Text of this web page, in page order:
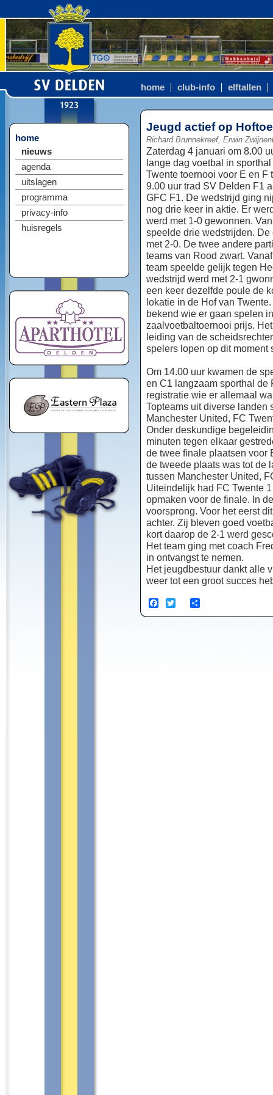
home club-info elftallen
home
nieuws
agenda
uitslagen
programma
privacy-info
huisregels
Jeugd actief op
Richard Brunnekreef, Erwin
Zaterdag 4 januari om 8.00
lange dag voetbal in
Twente toernooi voor E en F
9.00 uur trad SV Delden F1
GFC F1. De wedstrijd ging
nog drie keer in aktie. Er
werd met 1-0 gewonnen.
speelde drie wedstrijden.
met 2-0. De twee andere
teams van Rood zwart.
team speelde gelijk tegen
wedstrijd werd met 2-1
een keer dezelfde poule de
lokatie in de Hof van
bekend wie er gaan spelen
zaalvoetbaltoernooi prijs.
leiding van de
spelers lopen op dit
Om 14.00 uur kwamen de
en C1 langzaam sporthal
registratie wie er allemaal
Topteams uit diverse landen
Manchester United, FC
Onder deskundige
minuten tegen elkaar
de twee finale plaatsen voor
de tweede plaats was tot de
tussen Manchester United,
Uiteindelijk had FC Twente
opmaken voor de finale. In
voorsprong. Voor het eerst
achter. Zij bleven goed
kort daarop de 2-1 werd
Het team ging met coach
in ontvangst te nemen.
Het jeugdbestuur dankt alle
weer tot een groot succes